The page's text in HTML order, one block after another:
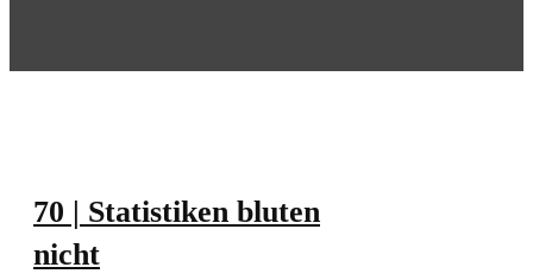
70 | Statistiken bluten
nicht